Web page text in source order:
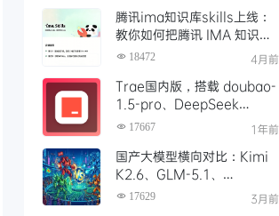
腾讯ima知识库skills上线：
教你如何把腾讯 IMA 知识库
接入 OpenClaw 一步打通
18472 4月前
Trae国内版，搭载 doubao-
1.5-pro、DeepSeek
R1/V3模型，对比 Trae 国际
17667 1年前
国产大模型横向对比：Kimi
K2.6、GLM-5.1、
Qwen3、MiniMax M2 四
17629 3月前